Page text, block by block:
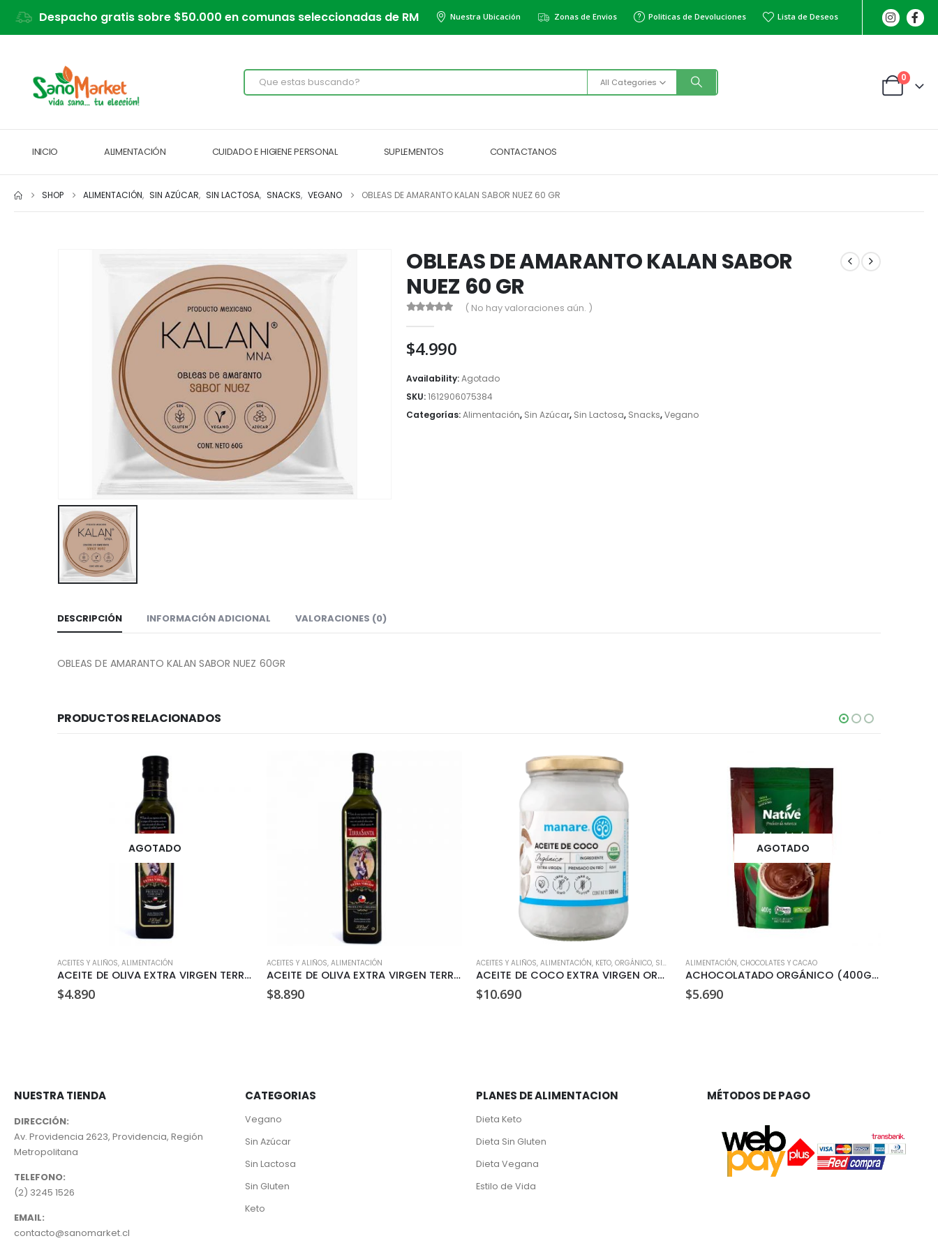
Despacho gratis sobre $50.000 en comunas seleccionadas de RM Nuestra Ubicación Zonas de Envios Politicas de Devoluciones Lista de Deseos
All Categories 0
INICIO ALIMENTACIÓN CUIDADO E HIGIENE PERSONAL SUPLEMENTOS CONTACTANOS
SHOP ALIMENTACIÓN, SIN AZÚCAR, SIN LACTOSA, SNACKS, VEGANO OBLEAS DE AMARANTO KALAN SABOR NUEZ 60 GR
OBLEAS DE AMARANTO KALAN SABOR
NUEZ 60 GR
( No hay valoraciones aún. )
$4.990
Availability:Agotado
SKU:1612906075384
Categorías:Alimentación, Sin Azúcar, Sin Lactosa, Snacks,Vegano
DESCRIPCIÓN INFORMACIÓN ADICIONAL VALORACIONES (0)
OBLEAS DE AMARANTO KALAN SABOR NUEZ 60GR
PRODUCTOS RELACIONADOS
AGOTADO
ACEITES Y ALIÑOS, ALIMENTACIÓN
ACEITE DE OLIVA EXTRA VIRGEN TERRASANTA 250ML
$4.890
ACEITES Y ALIÑOS, ALIMENTACIÓN
ACEITE DE OLIVA EXTRA VIRGEN TERRASANTA 500ML
$8.890
ACEITES Y ALIÑOS, ALIMENTACIÓN, KETO, ORGÁNICO, SIN GLUTEN
ACEITE DE COCO EXTRA VIRGEN ORGANICO MANARE 500ML
$10.690
AGOTADO
ALIMENTACIÓN, CHOCOLATES Y CACAO
ACHOCOLATADO ORGÁNICO (400GR)
$5.690
NUESTRA TIENDA
DIRECCIÓN:
Av. Providencia 2623, Providencia, Región
Metropolitana
TELEFONO:
(2) 3245 1526
EMAIL:
contacto@sanomarket.cl
CATEGORIAS
Vegano
Sin Azúcar
Sin Lactosa
Sin Gluten
Keto
PLANES DE ALIMENTACION
Dieta Keto
Dieta Sin Gluten
Dieta Vegana
Estilo de Vida
MÉTODOS DE PAGO